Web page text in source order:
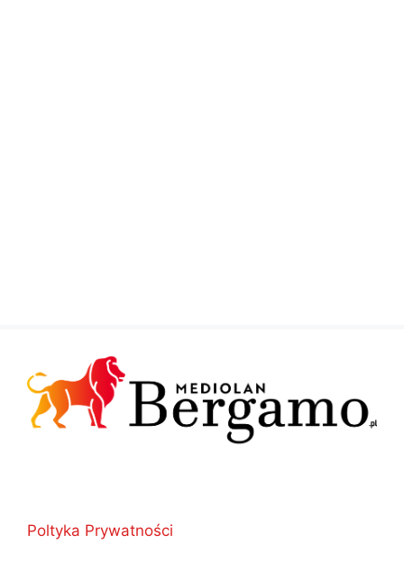
Poltyka Prywatności